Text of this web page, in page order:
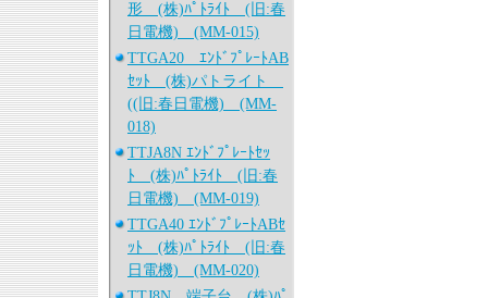
形 (株)ﾊﾟﾄﾗｲﾄ (旧:春
日電機) (MM-015)
TTGA20 ｴﾝﾄﾞﾌﾟﾚｰﾄAB
ｾｯﾄ (株)パトライト
((旧:春日電機) (MM-
018)
TTJA8N ｴﾝﾄﾞﾌﾟﾚｰﾄｾｯ
ﾄ (株)ﾊﾟﾄﾗｲﾄ (旧:春
日電機) (MM-019)
TTGA40 ｴﾝﾄﾞﾌﾟﾚｰﾄABｾ
ｯﾄ (株)ﾊﾟﾄﾗｲﾄ (旧:春
日電機) (MM-020)